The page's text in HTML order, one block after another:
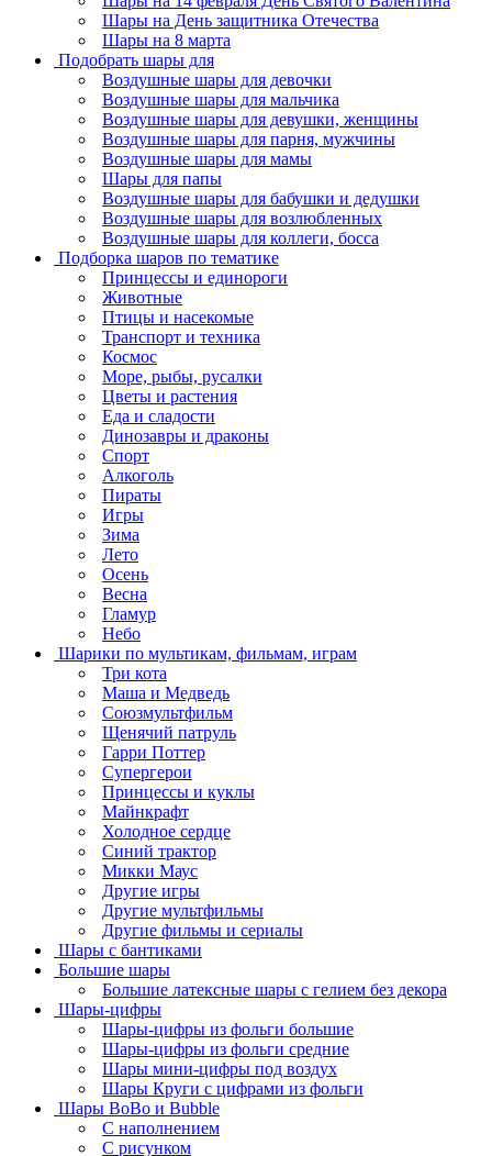
Шары на День защитника Отечества
Шары на 8 марта
Подобрать шары для
Воздушные шары для девочки
Воздушные шары для мальчика
Воздушные шары для девушки, женщины
Воздушные шары для парня, мужчины
Воздушные шары для мамы
Шары для папы
Воздушные шары для бабушки и дедушки
Воздушные шары для возлюбленных
Воздушные шары для коллеги, босса
Подборка шаров по тематике
Принцессы и единороги
Животные
Птицы и насекомые
Транспорт и техника
Космос
Море, рыбы, русалки
Цветы и растения
Еда и сладости
Динозавры и драконы
Спорт
Алкоголь
Пираты
Игры
Зима
Лето
Осень
Весна
Гламур
Небо
Шарики по мультикам, фильмам, играм
Три кота
Маша и Медведь
Союзмультфильм
Щенячий патруль
Гарри Поттер
Супергерои
Принцессы и куклы
Майнкрафт
Холодное сердце
Синий трактор
Микки Маус
Другие игры
Другие мультфильмы
Другие фильмы и сериалы
Шары с бантиками
Большие шары
Большие латексные шары с гелием без декора
Шары-цифры
Шары-цифры из фольги большие
Шары-цифры из фольги средние
Шары мини-цифры под воздух
Шары Круги с цифрами из фольги
Шары BoBo и Bubble
С наполнением
С рисунком